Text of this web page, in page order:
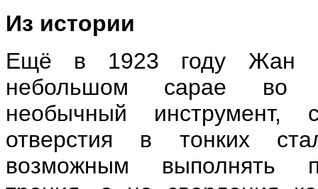
Из истории
Ещё в 1923 году Жан
небольшом сарае во
необычный инструмент,
отверстия в тонких
возможным выполнять